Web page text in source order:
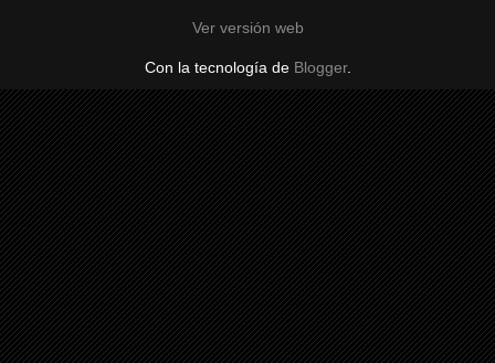
Ver versión web
Con la tecnología de Blogger.